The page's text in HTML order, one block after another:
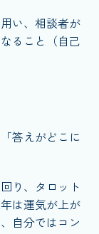
い、相談者が
ること（自己
答えがどこに
り、タロット
は運気が上が
自分ではコン